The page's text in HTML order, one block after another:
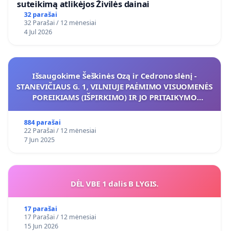
suteikimą atlikėjos Živilės dainai
32 parašai
32 Parašai / 12 mėnesiai
4 Jul 2026
Išsaugokime Šeškinės Ozą ir Cedrono slėnį -
STANEVIČIAUS G. 1, VILNIUJE PAĖMIMO VISUOMENĖS
POREIKIAMS (IŠPIRKIMO) IR JO PRITAIKYMO
884 parašai
22 Parašai / 12 mėnesiai
7 Jun 2025
DĖL VBE 1 dalis B LYGIS.
17 parašai
17 Parašai / 12 mėnesiai
15 Jun 2026